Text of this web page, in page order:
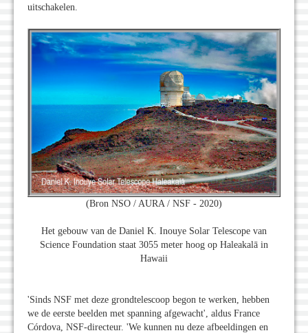
uitschakelen.
(Bron NSO / AURA / NSF - 2020)
Het gebouw van de Daniel K. Inouye Solar Telescope van
Science Foundation staat 3055 meter hoog op Haleakalā in
Hawaii
'Sinds NSF met deze grondtelescoop begon te werken, hebben
we de eerste beelden met spanning afgewacht', aldus France
Córdova, NSF-directeur. 'We kunnen nu deze afbeeldingen en